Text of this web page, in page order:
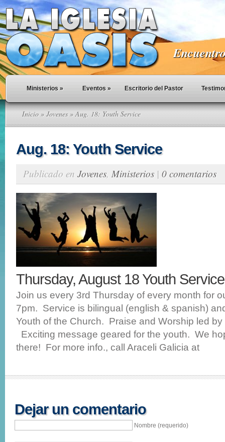
Ministerios » Eventos » Escritorio del Pastor
Inicio » Jovenes» Aug. 18: Youth Service
Aug. 18: Youth Service
Publicado en Jovenes, Ministerios | 0 comentarios
Thursday, August 18 Youth
Join us every 3rd Thursday of every month for
7pm. Service is bilingual (english & spanish)
Youth of the Church. Praise and Worship led
Exciting message geared for the youth. We
there! For more info., call Araceli Galicia at
Dejar un comentario
Nombre (requerido)